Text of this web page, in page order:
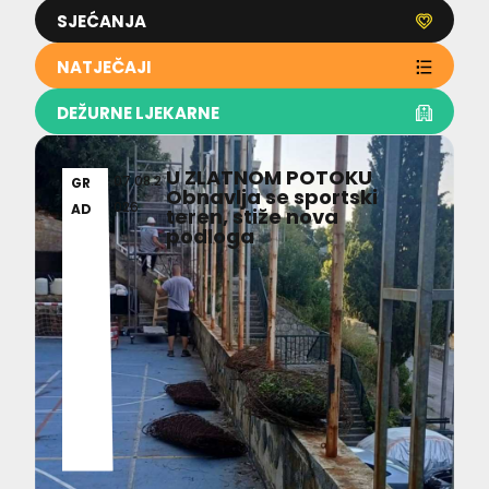
SJEĆANJA
NATJEČAJI
DEŽURNE LJEKARNE
GR
AD
07.08.2
026
U ZLATNOM POTOKU
Obnavlja se sportski
teren, stiže nova
podloga